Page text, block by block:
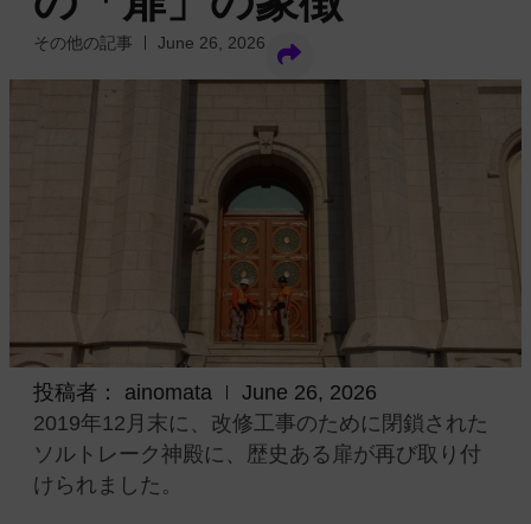
その他の記事 June 26, 2026
投稿者： ainomata
June 26, 2026
2019年12月末に、改修工事のために閉鎖された
ソルトレーク神殿に、歴史ある扉が再び取り付
けられました。